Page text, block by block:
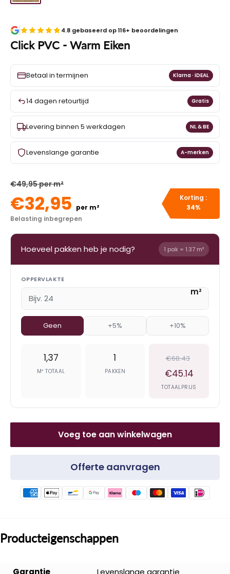
4.8 gebaseerd op 116+ beoordelingen
Click PVC - Warm Eiken
Betaal in termijnen Klarna · iDEAL
14 dagen retourtijd Gratis
Levering binnen 5 werkdagen NL & BE
Levenslange garantie A-merken
€49,95 per m²
€32,95 per m²
Belasting inbegrepen
Korting :
34%
Hoeveel pakken heb je nodig? 1 pak = 1.37 m²
OPPERVLAKTE
m²
Geen +5% +10%
1,37
M² TOTAAL
1
PAKKEN
€68.43
€45.14
TOTAALPRIJS
Voeg toe aan winkelwagen
Offerte aanvragen
Producteigenschappen
Garantie Levenslange garantie